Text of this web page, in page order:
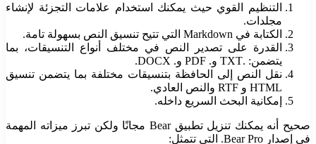
التنظيم القوي حيث يمكنك استخدام علامات التجزئة لإنشاء
مجلدات.
الكتابة في Markdown التي تتيح تنسيق النص بسهولة تامة.
القدرة على تصدير النص في مختلف أنواع التنسيقات، بما
يتضمن: .TXT و. PDF و. DOCX.
نقل النص إلى الحافظة بتنسيقات مختلفة بما يتضمن تنسيق
HTML و RTF والنص العادي.
إمكانية البحث السريع داخله.
صحيح أنه يمكنك تنزيل تطبيق Bear مجانًا ولكن تبرز ميزاته المهمة
في إصدار Bear Pro. التي تتمثل: